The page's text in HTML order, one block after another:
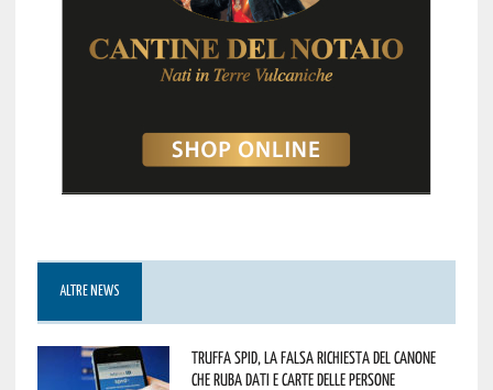
ALTRE NEWS
Truffa Spid, la falsa richiesta del canone
che ruba dati e carte delle persone